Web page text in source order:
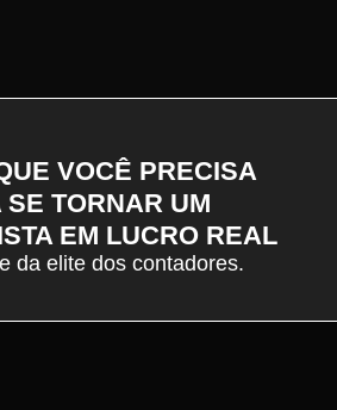
VOCÊ PRECISA
SE TORNAR UM
EM LUCRO REAL
da elite dos contadores.